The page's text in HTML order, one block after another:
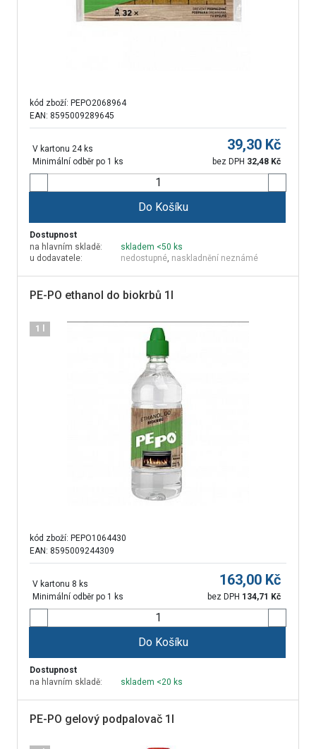
kód zboží: PEPO2068964
EAN: 8595009289645
V kartonu 24 ks
Minimální odběr po 1 ks
39,30 Kč
bez DPH 32,48 Kč
Do Košíku
Dostupnost
na hlavním skladě:
skladem <50 ks
u dodavatele:
nedostupné, naskladnění neznámé
PE-PO ethanol do biokrbů 1l
1 l
kód zboží: PEPO1064430
EAN: 8595009244309
V kartonu 8 ks
Minimální odběr po 1 ks
163,00 Kč
bez DPH 134,71 Kč
Do Košíku
Dostupnost
na hlavním skladě:
skladem <20 ks
PE-PO gelový podpalovač 1l